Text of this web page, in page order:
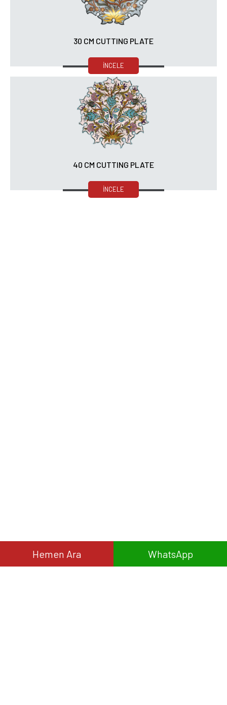
Hemen Ara WhatsApp
30 CM CUTTING PLATE
İNCELE
40 CM CUTTING PLATE
İNCELE